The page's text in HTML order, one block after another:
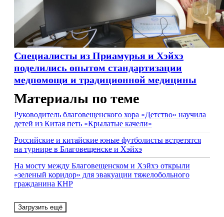
Специалисты из Приамурья и Хэйхэ
поделились опытом стандартизации
медпомощи и традиционной медицины
Материалы по теме
Руководитель благовещенского хора «Детство» научила
детей из Китая петь «Крылатые качели»
Российские и китайские юные футболисты встретятся
на турнире в Благовещенске и Хэйхэ
На мосту между Благовещенском и Хэйхэ открыли
«зеленый коридор» для эвакуации тяжелобольного
гражданина КНР
Загрузить ещё